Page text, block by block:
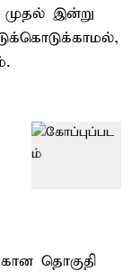
முதல் இன்று
தொகுதி